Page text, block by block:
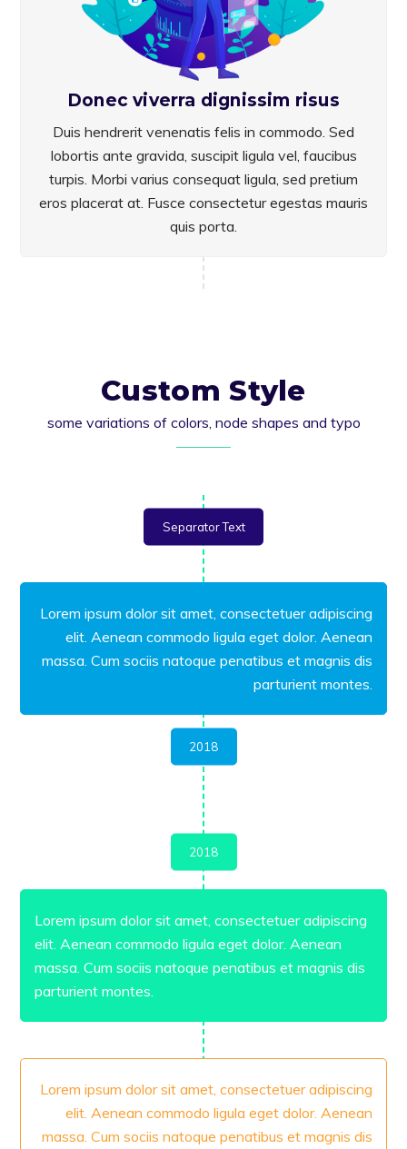
Donec viverra dignissim risus
Duis hendrerit venenatis felis in commodo. Sed
lobortis ante gravida, suscipit ligula vel, faucibus
turpis. Morbi varius consequat ligula, sed pretium
eros placerat at. Fusce consectetur egestas mauris
quis porta.
Custom Style
some variations of colors, node shapes and typo
Separator Text
Lorem ipsum dolor sit amet, consectetuer adipiscing
elit. Aenean commodo ligula eget dolor. Aenean
massa. Cum sociis natoque penatibus et magnis dis
parturient montes.
2018
2018
Lorem ipsum dolor sit amet, consectetuer adipiscing
elit. Aenean commodo ligula eget dolor. Aenean
massa. Cum sociis natoque penatibus et magnis dis
parturient montes.
Lorem ipsum dolor sit amet, consectetuer adipiscing
elit. Aenean commodo ligula eget dolor. Aenean
massa. Cum sociis natoque penatibus et magnis dis